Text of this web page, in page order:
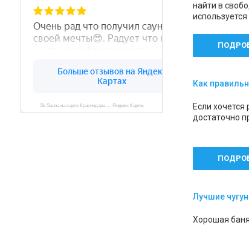
найти в
Как
Если
достаточно
Лучшие
Хорошая